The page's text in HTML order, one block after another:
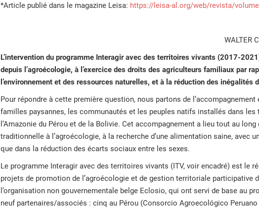
*Article publié dans le magazine Leisa: https://leisa-al.org/web/revista/
WALTER
L’intervention du programme Interagir avec des territoires vivants (2017-
depuis l’agroécologie, à l’exercice des droits des agriculteurs familiaux par
l’environnement et des ressources naturelles, et à la réduction des inégalités
Pour répondre à cette première question, nous partons de l’accompagnement
familles paysannes, les communautés et les peuples natifs installés dans
l’Amazonie du Pérou et de la Bolivie. Cet accompagnement a lieu tout au
traditionnelle à l’agroécologie, à la recherche d’une alimentation saine, avec
que dans la réduction des écarts sociaux entre les sexes.
Le programme Interagir avec des territoires vivants (ITV, voir encadré) est le
projets de promotion de l’agroécologie et de gestion territoriale participative
l’organisation non gouvernementale belge Eclosio, qui ont servi de base au
neuf partenaires/associés : cinq au Pérou (Consorcio Agroecológico